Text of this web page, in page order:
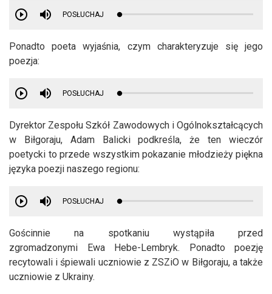
POSŁUCHAJ
Ponadto poeta wyjaśnia, czym charakteryzuje się jego
poezja:
POSŁUCHAJ
Dyrektor Zespołu Szkół Zawodowych i Ogólnokształcących
w Biłgoraju, Adam Balicki podkreśla, że ten wieczór
poetycki to przede wszystkim pokazanie młodzieży piękna
języka poezji naszego regionu:
POSŁUCHAJ
Gościnnie na spotkaniu wystąpiła przed
zgromadzonymi Ewa Hebe-Lembryk. Ponadto poezję
recytowali i śpiewali uczniowie z ZSZiO w Biłgoraju, a także
uczniowie z Ukrainy.